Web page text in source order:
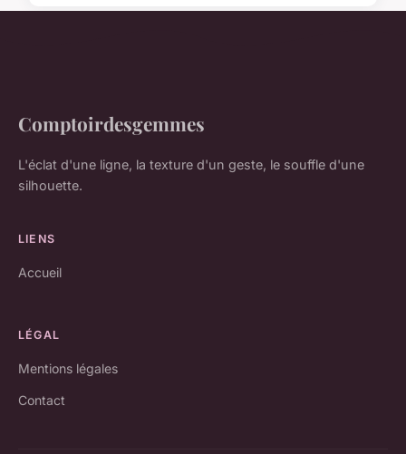
Comptoirdesgemmes
L'éclat d'une ligne, la texture d'un geste, le souffle d'une
silhouette.
LIENS
Accueil
LÉGAL
Mentions légales
Contact